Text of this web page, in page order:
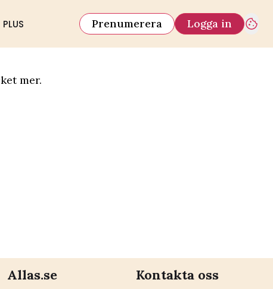
PLUS Prenumerera Logga in
mer.
Allas.se Kontakta oss